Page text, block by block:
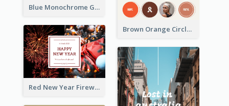
Blue Monochrome Graduation Photo Congratulations Postcard
Brown Orange Circles World Cancer Day Postcard
Red New Year Fireworks and Bow Tie Postcard